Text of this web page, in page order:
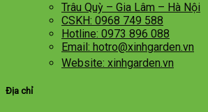
Trâu Quỳ – Gia Lâm – Hà Nội
CSKH: 0968 749 588
Hotline: 0973 896 088
Email: hotro@xinhgarden.vn
Website: xinhgarden.vn
Địa chỉ